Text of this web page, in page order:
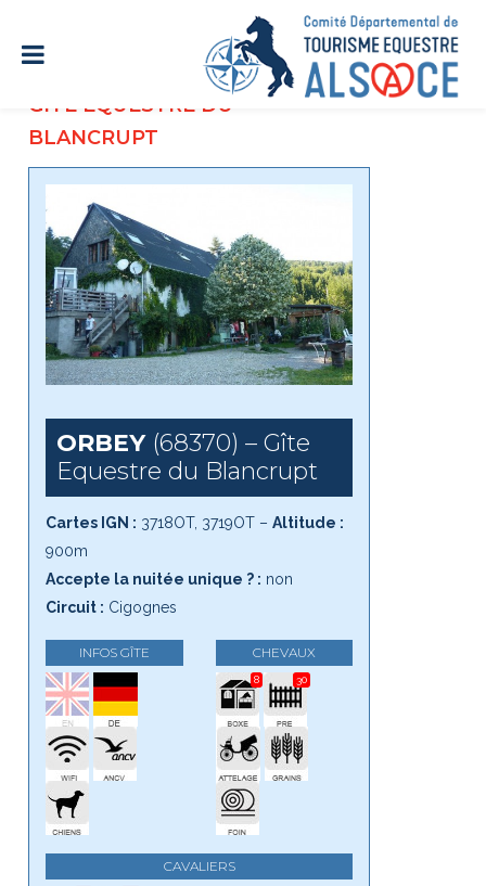
GÎTE EQUESTRE DU
BLANCRUPT
ORBEY (68370) – Gîte
Equestre du Blancrupt
Cartes IGN : 3718OT, 3719OT –Altitude :
900m
Accepte la nuitée unique ? : non
Circuit : Cigognes
INFOS GÎTE CHEVAUX
8 30
CAVALIERS